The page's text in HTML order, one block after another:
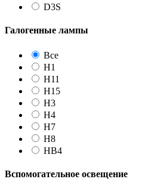
D3S
Галогенные лампы
Все
H1
H11
H15
H3
H4
H7
H8
HB4
Вспомогательное освещение